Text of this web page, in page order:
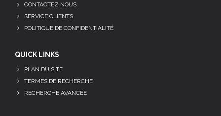
CONTACTEZ NOUS
SERVICE CLIENTS
POLITIQUE DE CONFIDENTIALITÉ
QUICK LINKS
PLAN DU SITE
TERMES DE RECHERCHE
RECHERCHE AVANCÉE